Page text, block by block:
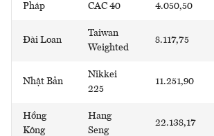
Pháp CAC 40 4.050,50
Đài Loan
Taiwan
Weighted
8.117,75
Nhật Bản
Nikkei
225
11.251,90
Hồng
Kông
Hang
Seng
22.138,17